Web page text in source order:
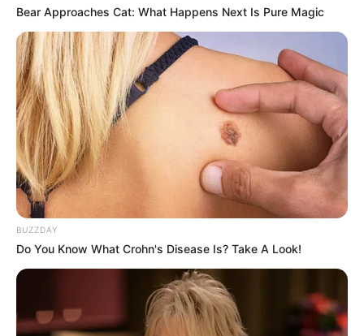
Bikin Ngakak, 10 Potret
Cosplay Murah Pakai Bahan
Seadanya
Anti Mainstream, 10 Cara
Membawa Barang Belanjaan
Versi Warga Thailand
Bear Approaches Cat: What Happens Next Is Pure Magic
BUZZDAY
Do You Know What Crohn's Disease Is? Take A Look!